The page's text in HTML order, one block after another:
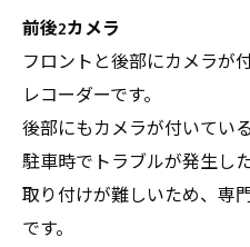
前後2カメラ
フロントと後部にカメラが
レコーダーです。
後部にもカメラが付いてい
駐車時でトラブルが発生し
取り付けが難しいため、専
です。